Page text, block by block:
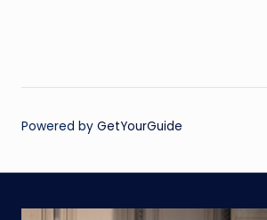
Powered by GetYourGuide